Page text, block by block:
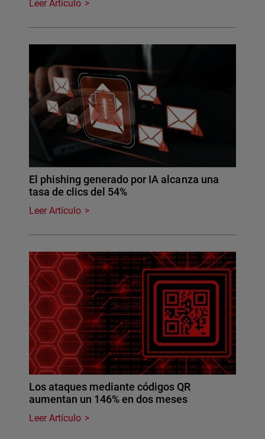
Leer Artículo
El phishing generado por IA alcanza una
tasa de clics del 54%
Leer Artículo
Los ataques mediante códigos QR
aumentan un 146% en dos meses
Leer Artículo